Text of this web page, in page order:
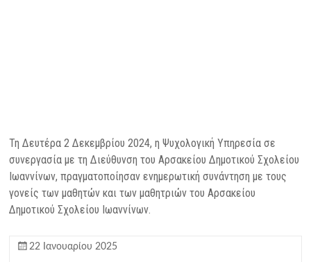
Τη Δευτέρα 2 Δεκεμβρίου 2024, η Ψυχολογική Υπηρεσία σε
συνεργασία με τη Διεύθυνση του Αρσακείου Δημοτικού Σχολείου
Ιωαννίνων, πραγματοποίησαν ενημερωτική συνάντηση με τους
γονείς των μαθητών και των μαθητριών του Αρσακείου
Δημοτικού Σχολείου Ιωαννίνων.
22 Ιανουαρίου 2025